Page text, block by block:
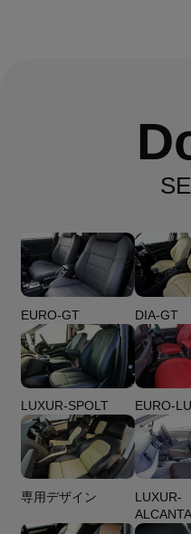
EURO-GT DIA-GT
LUXUR-SPOLT EURO-
専用デザイン
LUXUR-